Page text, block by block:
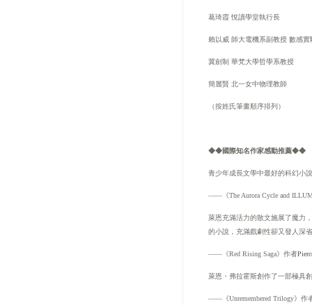
葛琦霞 悅讀學堂執行長
賴以威 師大電機系副教授 數感實
冀劍制 華梵大學哲學系教授
簡麗賢 北一女中物理教師
（按姓氏筆畫順序排列）
◆◆國際知名作家感動推薦◆◆
青少年成長文學中最好的科幻小
——《The Aurora Cycle and
萊恩充滿活力的散文施展了魔力
的小說，充滿戲劇性卻又發人深
——《Red Rising Saga》作者
萊恩・弗拉霍斯創作了一部極具
——《Unremembered Trilogy》作